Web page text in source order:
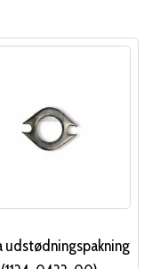
udstødningspakning